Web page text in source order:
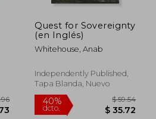
Quest for Sovereignty
(en Inglés)
Whitehouse, Anab
Independently Published,
Tapa Blanda, Nuevo